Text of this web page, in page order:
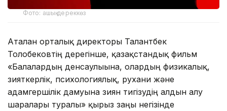
Фото: ашық дереккөз
Аталған орталық директоры Талантбек
Толобековтің дерегінше, қазақстандық фильм
«Балалардың денсаулығына, олардың физикалық,
зияткерлік, психологиялық, рухани және
адамгершілік дамуына зиян тигізудің алдын алу
шаралары туралы» қырғыз заңы негізінде